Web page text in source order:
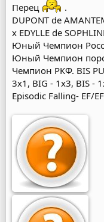
Перец
.
DUPONT de
х EDYLLE de
Юный Чемпион
Юный Чемпион
Чемпион РКФ. BIS
3х1, BIG - 1х3, BIS -
Episodic Falling- EF/EF